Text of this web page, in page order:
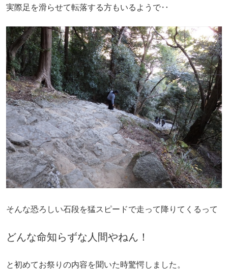
実際足を滑らせて転落する方もいるようで‥
そんな恐ろしい石段を猛スピードで走って降りてくるって
どんな命知らずな人間やねん！
と初めてお祭りの内容を聞いた時驚愕しました。